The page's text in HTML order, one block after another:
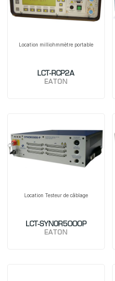
Location milliohmmètre portable
LCT-RCP2A
EATON
Location Testeur de câblage
LCT-SYNOR5000P
EATON